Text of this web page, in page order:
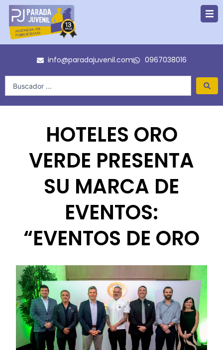
contenido
info@paradajuvenil.com 0967038016
HOTELES ORO
VERDE PRESENTA
SU MARCA DE
EVENTOS:
“EVENTOS DE ORO